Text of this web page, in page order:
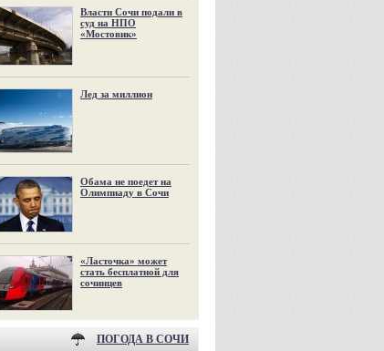
Власти Сочи подали в
суд на НПО
«Мостовик»
Лед за миллион
Обама не поедет на
Олимпиаду в Сочи
«Ласточка» может
стать бесплатной для
сочинцев
ПОГОДА В СОЧИ